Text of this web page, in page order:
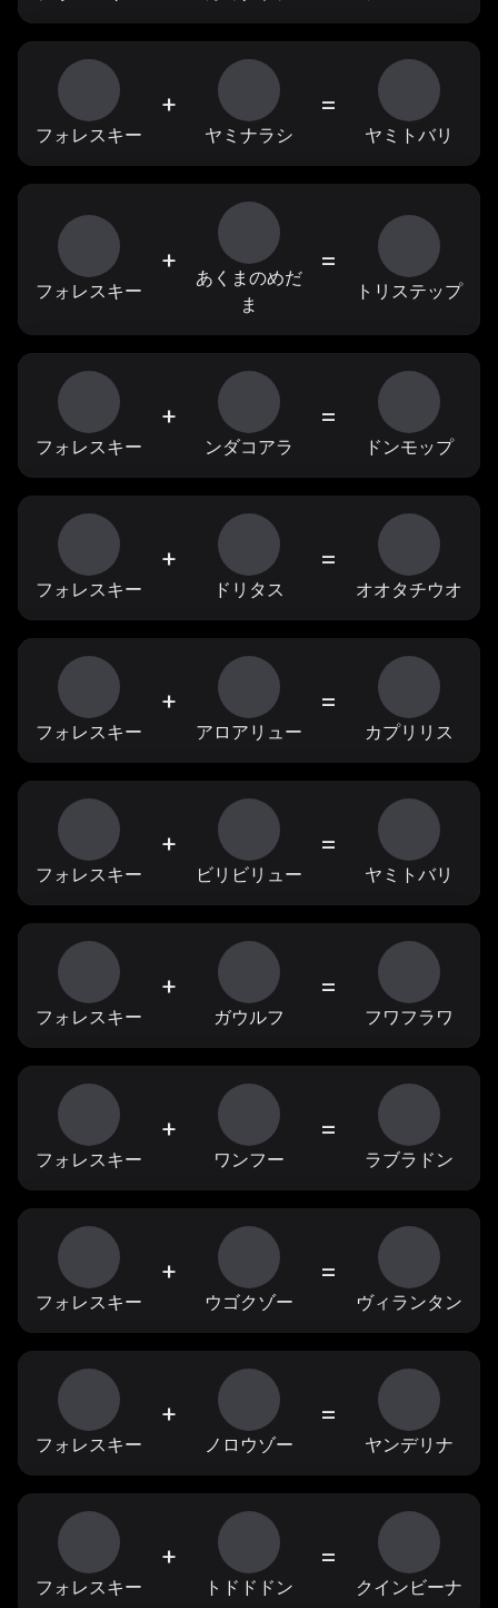
フォレスキー
+
ヤミナラシ
=
ヤミトバリ
フォレスキー
+
あくまのめだ
ま
=
トリステップ
フォレスキー
+
ンダコアラ
=
ドンモップ
フォレスキー
+
ドリタス
=
オオタチウオ
フォレスキー
+
アロアリュー
=
カプリリス
フォレスキー
+
ビリビリュー
=
ヤミトバリ
フォレスキー
+
ガウルフ
=
フワフラワ
フォレスキー
+
ワンフー
=
ラブラドン
フォレスキー
+
ウゴクゾー
=
ヴィランタン
フォレスキー
+
ノロウゾー
=
ヤンデリナ
フォレスキー
+
トドドドン
=
クインビーナ